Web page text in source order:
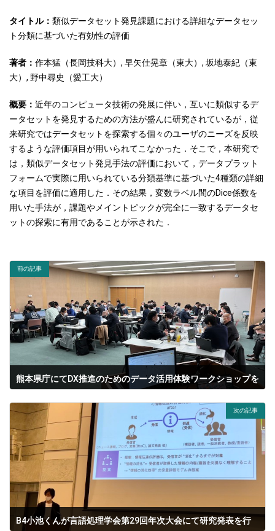
タイトル： 類似データセット発見課題における詳細なデータセッ
ト分類に基づいた有効性の評価
著者： 作本猛（長岡技科大）, 早矢仕晃章（東大）, 坂地泰紀（東
大）, 野中尋史（愛工大）
概要： 近年のコンピュータ技術の発展に伴い，互いに類似するデ
ータセットを発見するための方法が盛んに研究されているが，従
来研究ではデータセットを探索する個々のユーザのニーズを反映
するような評価項目が用いられてこなかった．そこで，本研究で
は，類似データセット発見手法の評価において，データプラット
フォームで実際に用いられている分類基準に基づいた4種類の詳細
な項目を評価に適用した．その結果，変数ラベル間のDice係数を
用いた手法が，課題やメイントピックが完全に一致するデータセ
ットの探索に有用であることが示された．
前の記事
熊本県庁にてDX推進のためのデータ活用体験ワークショップを
2023-03-14
次の記事
B4小池くんが言語処理学会第29回年次大会にて研究発表を行